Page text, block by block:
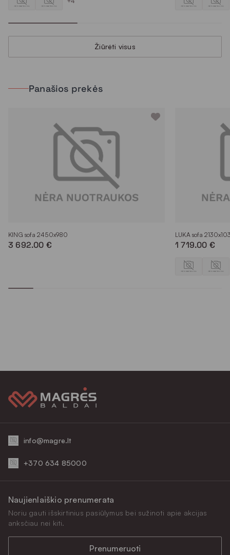
Žiūrėti visus
Panašios prekės
KING sofa 2450x980
3 692.00 €
LUKA sofa
1 719.00 €
info@magre.lt
+370 634 85000
Naujienlaiškio prenumerata
Noriu gauti išskirtinius pasiūlymus bei sužinoti apie akcijas
anksčiau nei kiti.
Prenumeruoti